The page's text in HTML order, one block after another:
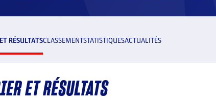
RÉSULTATSCLASSEMENTSTATISTIQUESACTUALITÉS
ET RÉSULTATS